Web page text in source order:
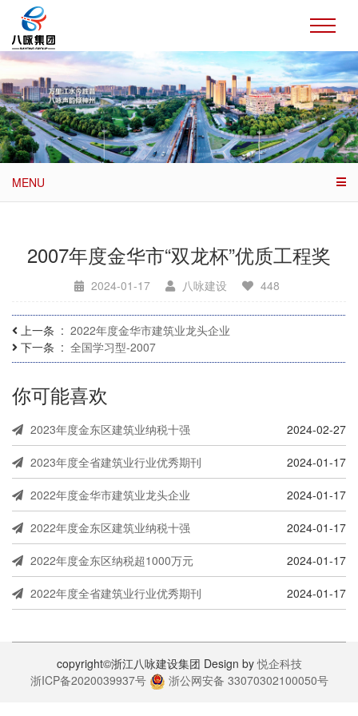
MENU
2007年度金华市“双龙杯”优质工程奖
2024-01-17 八咏建设 448
上一条
2022年度金华市建筑业龙头企业
下一条
全国学习型-2007
你可能喜欢
2024-02-27
2023年度金东区建筑业纳税十强
2024-01-17
2023年度全省建筑业行业优秀期刊
2024-01-17
2022年度金华市建筑业龙头企业
2024-01-17
2022年度金东区建筑业纳税十强
2024-01-17
2022年度金东区纳税超1000万元
2024-01-17
2022年度全省建筑业行业优秀期刊
copyright©浙江八咏建设集团 Design by悦企科技
浙ICP备2020039937号
浙公网安备 33070302100050号